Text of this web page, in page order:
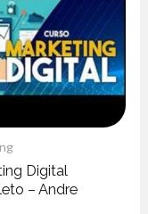
Digital
– Andre